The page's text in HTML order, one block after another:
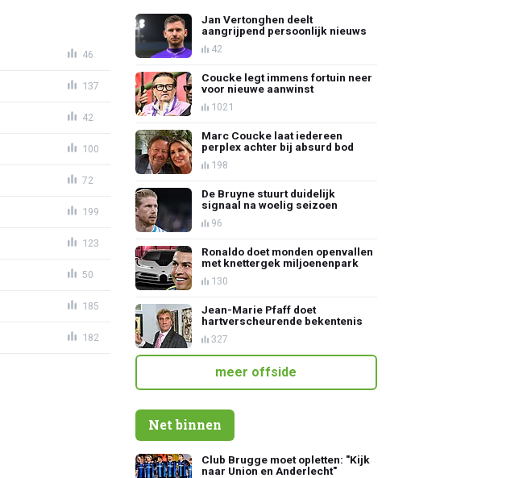
46
137
42
100
72
199
123
50
185
182
Jan Vertonghen deelt
aangrijpend persoonlijk nieuws
42
Coucke legt immens fortuin neer
voor nieuwe aanwinst
1021
Marc Coucke laat iedereen
perplex achter bij absurd bod
198
De Bruyne stuurt duidelijk
signaal na woelig seizoen
96
Ronaldo doet monden openvallen
met knettergek miljoenenpark
130
Jean-Marie Pfaff doet
hartverscheurende bekentenis
327
meer offside
Net binnen
Club Brugge moet opletten: "Kijk
naar Union en Anderlecht"